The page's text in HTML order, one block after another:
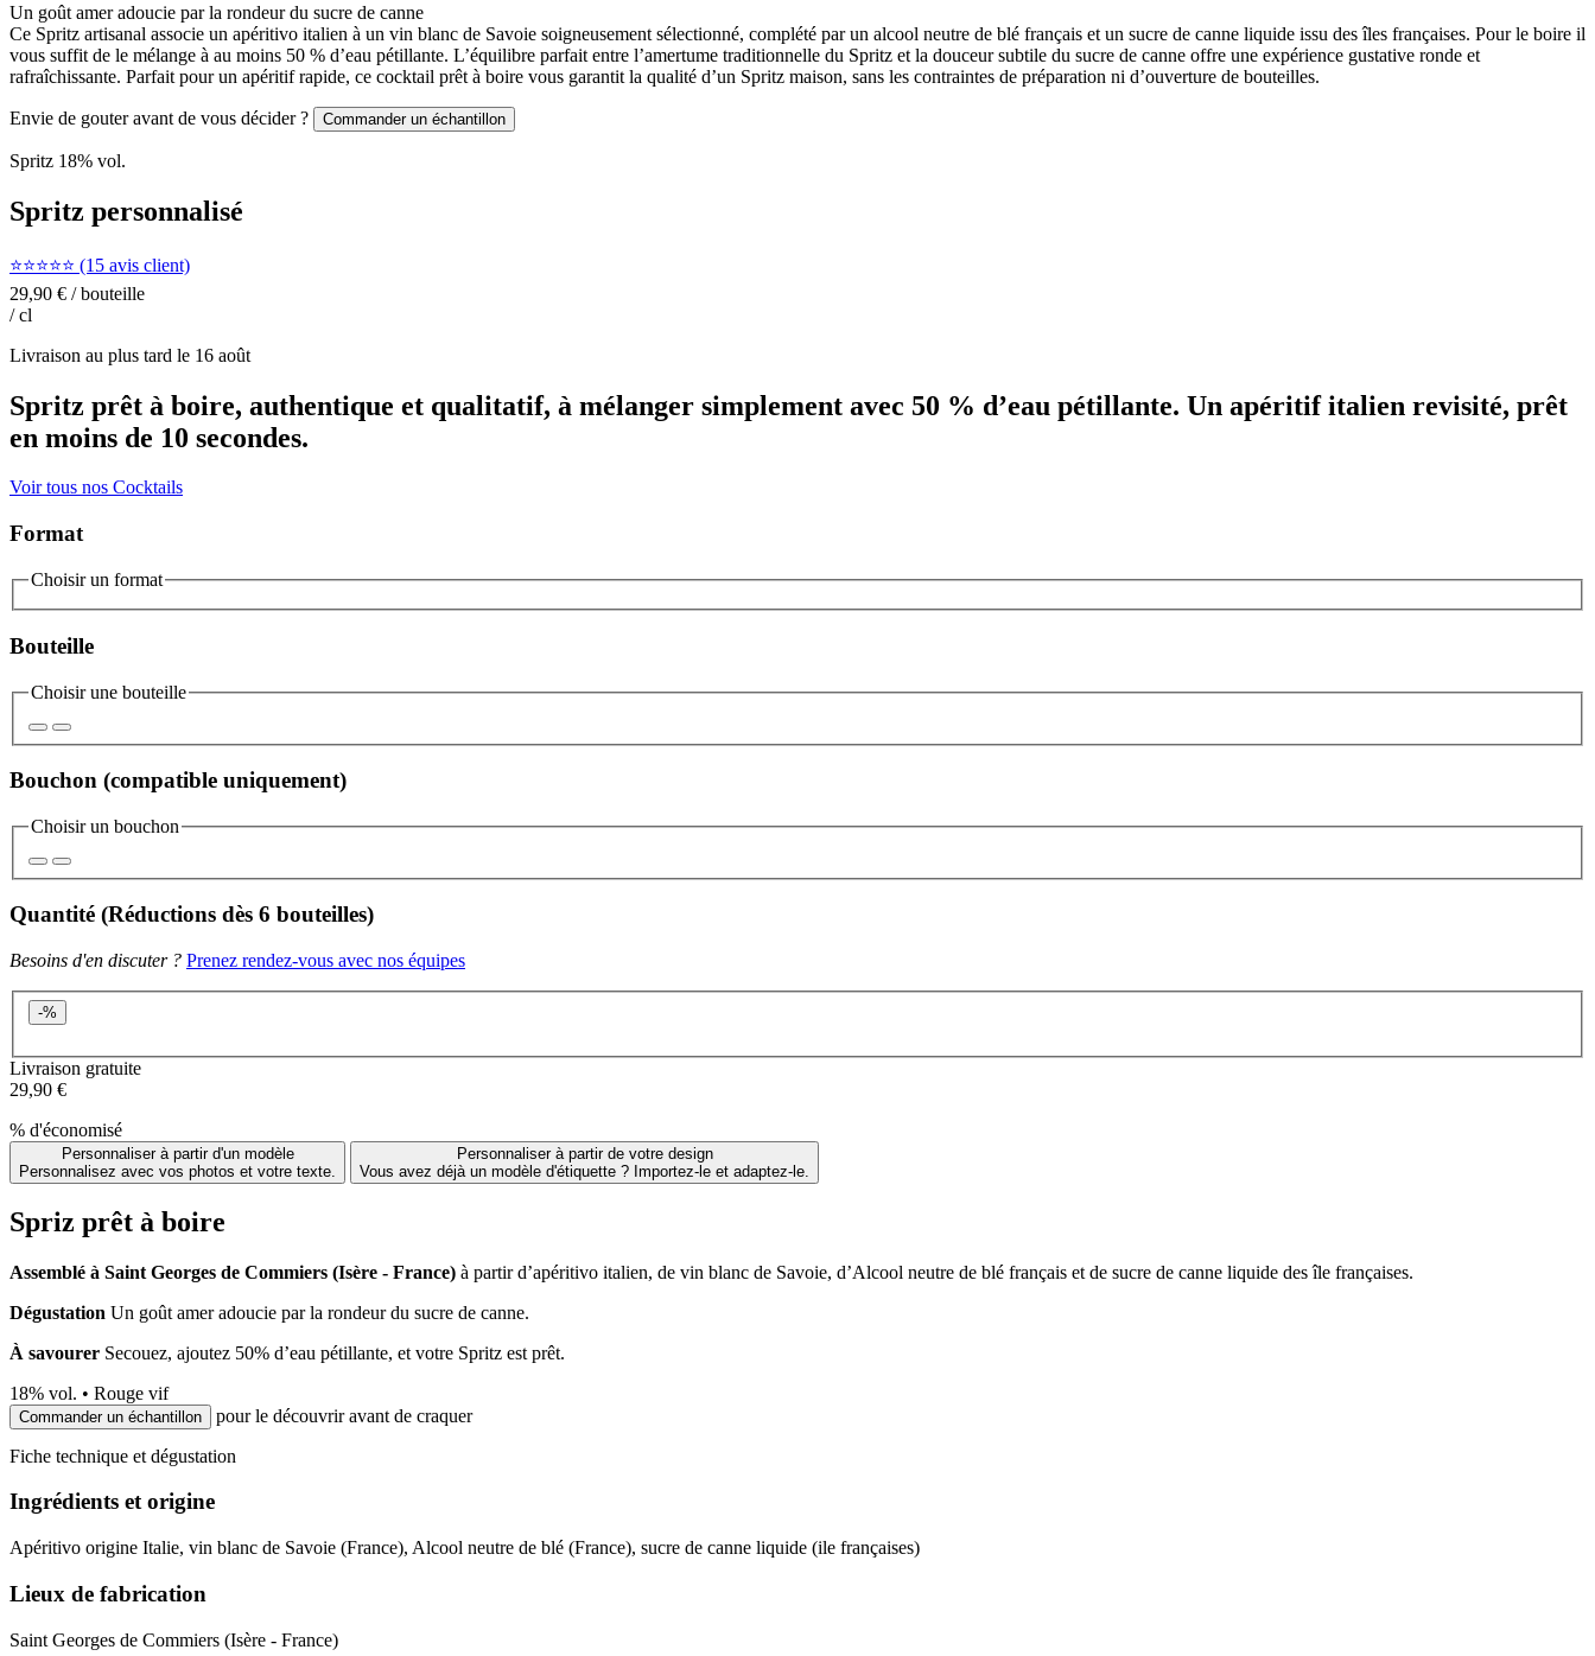
Un goût amer adoucie par la rondeur du sucre de canne
Ce Spritz artisanal associe un apéritivo italien à un vin blanc de Savoie soigneusement sélectionné, complété par un alcool neutre de blé français et un sucre de canne liquide issu des îles françaises. Pour le boire il
vous suffit de le mélange à au moins 50 % d’eau pétillante. L’équilibre parfait entre l’amertume traditionnelle du Spritz et la douceur subtile du sucre de canne offre une expérience gustative ronde et
rafraîchissante. Parfait pour un apéritif rapide, ce cocktail prêt à boire vous garantit la qualité d’un Spritz maison, sans les contraintes de préparation ni d’ouverture de bouteilles.
Envie de gouter avant de vous décider ? Commander un échantillon
Spritz 18% vol.
Spritz personnalisé
⭐⭐⭐⭐⭐ (15 avis client)
29,90 € / bouteille
/ cl
Livraison au plus tard le 16 août
Spritz prêt à boire, authentique et qualitatif, à mélanger simplement avec 50 % d’eau pétillante. Un apéritif italien revisité, prêt
en moins de 10 secondes.
Voir tous nos Cocktails
Format
Choisir un format
Bouteille
Choisir une bouteille
Bouchon (compatible uniquement)
Choisir un bouchon
Quantité (Réductions dès 6 bouteilles)
Besoins d'en discuter ? Prenez rendez-vous avec nos équipes
-%
Livraison gratuite
29,90 €
% d'économisé
Personnaliser à partir d'un modèle
Personnalisez avec vos photos et votre texte.
Personnaliser à partir de votre design
Vous avez déjà un modèle d'étiquette ? Importez-le et adaptez-le.
Spriz prêt à boire
Assemblé à Saint Georges de Commiers (Isère - France) à partir d’apéritivo italien, de vin blanc de Savoie, d’Alcool neutre de blé français et de sucre de canne liquide des île françaises.
Dégustation Un goût amer adoucie par la rondeur du sucre de canne.
À savourer Secouez, ajoutez 50% d’eau pétillante, et votre Spritz est prêt.
18% vol. • Rouge vif
Commander un échantillon
pour le découvrir avant de craquer
Fiche technique et dégustation
Ingrédients et origine
Apéritivo origine Italie, vin blanc de Savoie (France), Alcool neutre de blé (France), sucre de canne liquide (ile françaises)
Lieux de fabrication
Saint Georges de Commiers (Isère - France)